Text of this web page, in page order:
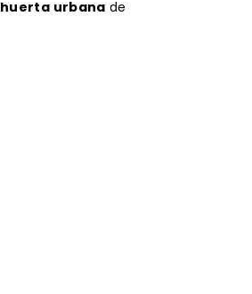
huerta urbana de